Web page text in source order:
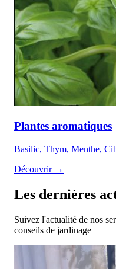
Plantes aromatiques
Basilic, Thym, Menthe,
Découvrir →
Les dernières
Suivez l'actualité de nos
conseils de jardinage